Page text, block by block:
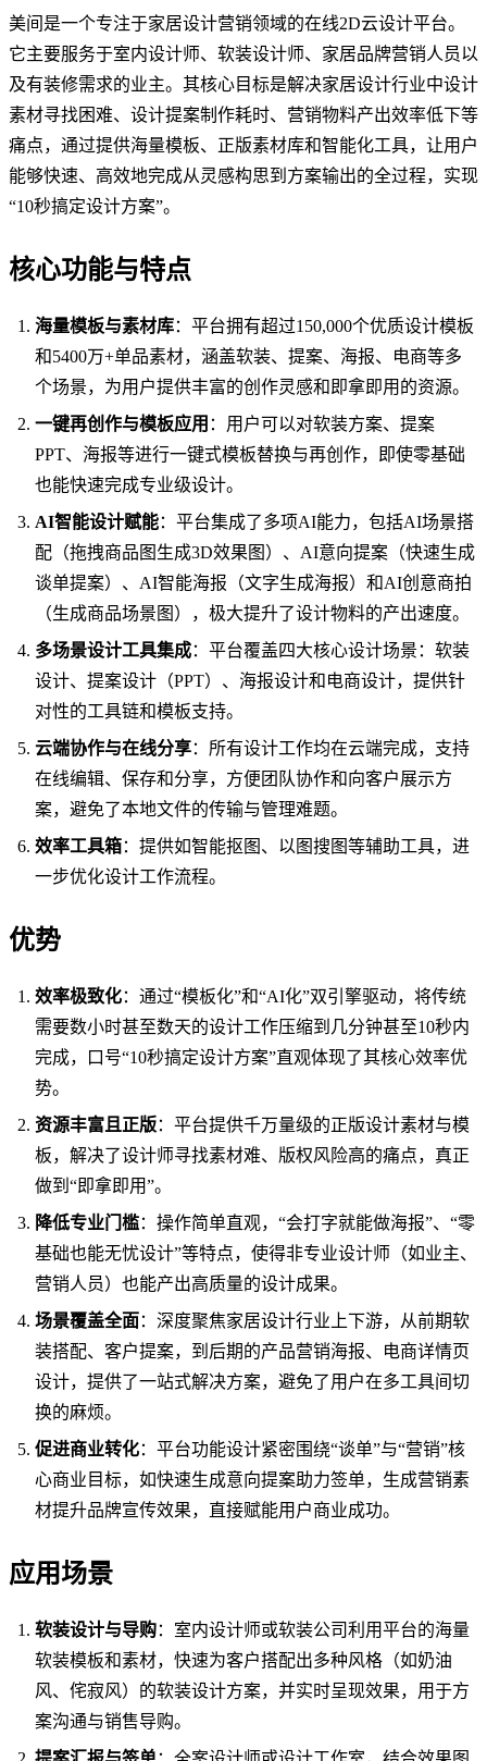
美间是一个专注于家居设计营销领域的在线2D云设计平台。
它主要服务于室内设计师、软装设计师、家居品牌营销人员以
及有装修需求的业主。其核心目标是解决家居设计行业中设计
素材寻找困难、设计提案制作耗时、营销物料产出效率低下等
痛点，通过提供海量模板、正版素材库和智能化工具，让用户
能够快速、高效地完成从灵感构思到方案输出的全过程，实现
“10秒搞定设计方案”。
核心功能与特点
海量模板与素材库：平台拥有超过150,000个优质设计模板
和5400万+单品素材，涵盖软装、提案、海报、电商等多
个场景，为用户提供丰富的创作灵感和即拿即用的资源。
一键再创作与模板应用 ：用户可以对软装方案、提案
PPT、海报等进行一键式模板替换与再创作，即使零基础
也能快速完成专业级设计。
AI智能设计赋能：平台集成了多项AI能力，包括AI场景搭
配（拖拽商品图生成3D效果图）、AI意向提案（快速生成
谈单提案）、AI智能海报（文字生成海报）和AI创意商拍
（生成商品场景图），极大提升了设计物料的产出速度。
多场景设计工具集成：平台覆盖四大核心设计场景：软装
设计、提案设计（PPT）、海报设计和电商设计，提供针
对性的工具链和模板支持。
云端协作与在线分享：所有设计工作均在云端完成，支持
在线编辑、保存和分享，方便团队协作和向客户展示方
案，避免了本地文件的传输与管理难题。
效率工具箱：提供如智能抠图、以图搜图等辅助工具，进
一步优化设计工作流程。
优势
效率极致化：通过“模板化”和“AI化”双引擎驱动，将传统
需要数小时甚至数天的设计工作压缩到几分钟甚至10秒内
完成，口号“10秒搞定设计方案”直观体现了其核心效率优
势。
资源丰富且正版：平台提供千万量级的正版设计素材与模
板，解决了设计师寻找素材难、版权风险高的痛点，真正
做到“即拿即用”。
降低专业门槛：操作简单直观，“会打字就能做海报”、“零
基础也能无忧设计”等特点，使得非专业设计师（如业主、
营销人员）也能产出高质量的设计成果。
场景覆盖全面：深度聚焦家居设计行业上下游，从前期软
装搭配、客户提案，到后期的产品营销海报、电商详情页
设计，提供了一站式解决方案，避免了用户在多工具间切
换的麻烦。
促进商业转化：平台功能设计紧密围绕“谈单”与“营销”核
心商业目标，如快速生成意向提案助力签单，生成营销素
材提升品牌宣传效果，直接赋能用户商业成功。
应用场景
软装设计与导购：室内设计师或软装公司利用平台的海量
软装模板和素材，快速为客户搭配出多种风格（如奶油
风、侘寂风）的软装设计方案，并实时呈现效果，用于方
案沟通与销售导购。